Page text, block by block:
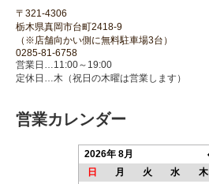
〒321-4306
栃木県真岡市台町2418-9
（※店舗向かい側に無料駐車場3台）
0285-81-6758
営業日…11:00～19:00
定休日…木（祝日の木曜は営業します）
営業カレンダー
2026年 8月
日
月 火 水 木